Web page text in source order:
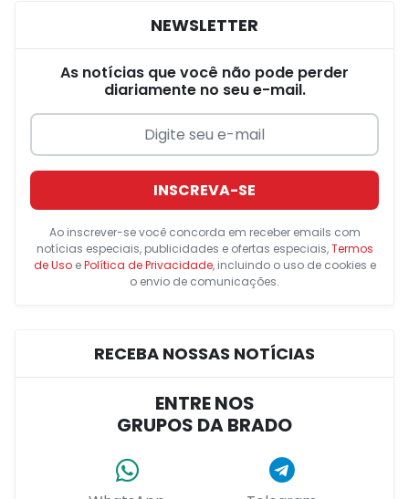
NEWSLETTER
As notícias que você não pode perder
diariamente no seu e-mail.
INSCREVA-SE
Ao inscrever-se você concorda em receber emails com
notícias especiais, publicidades e ofertas especiais,Termos
de UsoePolítica de Privacidade, incluindo o uso de cookies e
o envio de comunicações.
RECEBA NOSSAS NOTÍCIAS
ENTRE NOS
GRUPOS DA BRADO